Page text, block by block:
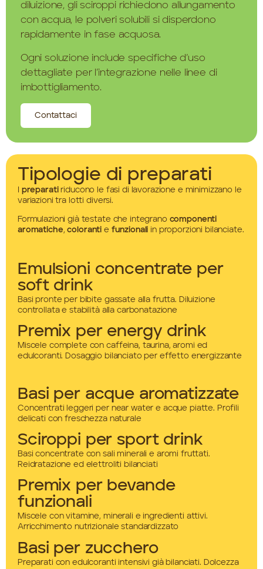
diluizione, gli sciroppi richiedono allungamento
con acqua, le polveri solubili si disperdono
rapidamente in fase acquosa.
Ogni soluzione include specifiche d’uso
dettagliate per l’integrazione nelle linee di
imbottigliamento.
Contattaci
Tipologie di preparati
preparatiriducono le fasi di lavorazione e minimizzano le
variazioni tra lotti diversi.
Formulazioni già testate che integrano componenti
aromatiche,coloranti e funzionali in proporzioni bilanciate.
Emulsioni concentrate per
soft drink
Basi pronte per bibite gassate alla frutta. Diluizione
controllata e stabilità alla carbonatazione
Premix per energy drink
Miscele complete con caffeina, taurina, aromi ed
edulcoranti. Dosaggio bilanciato per effetto energizzante
Basi per acque aromatizzate
Concentrati leggeri per near water e acque piatte. Profili
delicati con freschezza naturale
Sciroppi per sport drink
Basi concentrate con sali minerali e aromi fruttati.
Reidratazione ed elettroliti bilanciati
Premix per bevande
funzionali
Miscele con vitamine, minerali e ingredienti attivi.
Arricchimento nutrizionale standardizzato
Basi per zucchero
Preparati con edulcoranti intensivi già bilanciati. Dolcezza